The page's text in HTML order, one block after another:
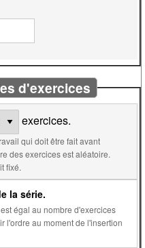
d'exercices
exercices.
qui doit être fait avant
des exercices est aléatoire.
fixé.
la série.
égal au nombre d'exercices